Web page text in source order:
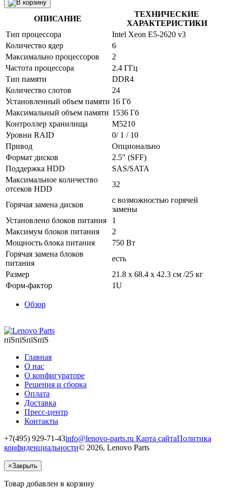
ОПИСАНИЕ
ТЕХНИЧЕСКИЕ
ХАРАКТЕРИСТИКИ
Тип процессора
Intel Xeon E5-2620 v3
Количество ядер
6
Максимально процессоров
2
Частота процессора
2.4 ГГц
Тип памяти
DDR4
Количество слотов
24
Установленный объем памяти 16 Гб
Максимальный объем памяти 1536 Гб
Контроллер хранилища
M5210
Уровни RAID
0/ 1 / 10
Привод
Опционально
Формат дисков
2.5" (SFF)
Поддержка HDD
SAS/SATA
Максимальное количество
отсеков HDD
32
Горячая замена дисков
с возможностью горячей
замены
Установлено блоков питания
1
Максимум блоков питания
2
Мощность блока питания
750 Вт
Горячая замена блоков
питания
есть
Размер
21.8 x 68.4 x 42.3 см /25 кг
Форм-фактор
1U
Обзор
пїЅпїЅпїЅпїЅ
Главная
О нас
О конфигураторе
Решения и сборка
Оплата
Доставка
Пресс-центр
Контакты
+7(495) 929-71-43info@lenovo-parts.ru Карта сайтаПолитика
конфиденциальности© 2026, Lenovo Parts
×Закрыть
Товар добавлен в корзину